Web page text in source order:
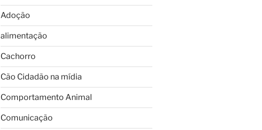
Adoção
alimentação
Cachorro
Cão Cidadão na mídia
Comportamento Animal
Comunicação